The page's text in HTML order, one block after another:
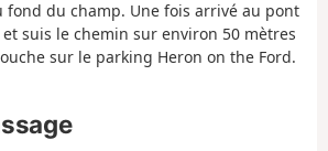
fond du champ. Une fois arrivé au pont
suis le chemin sur environ 50 mètres
sur le parking Heron on the Ford.